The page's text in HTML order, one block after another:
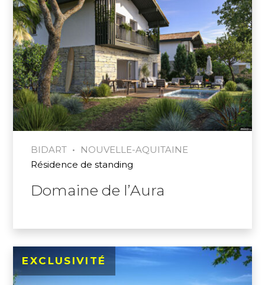
BIDART •
NOUVELLE-AQUITAINE
Résidence de standing
Domaine de l’Aura
EXCLUSIVITÉ